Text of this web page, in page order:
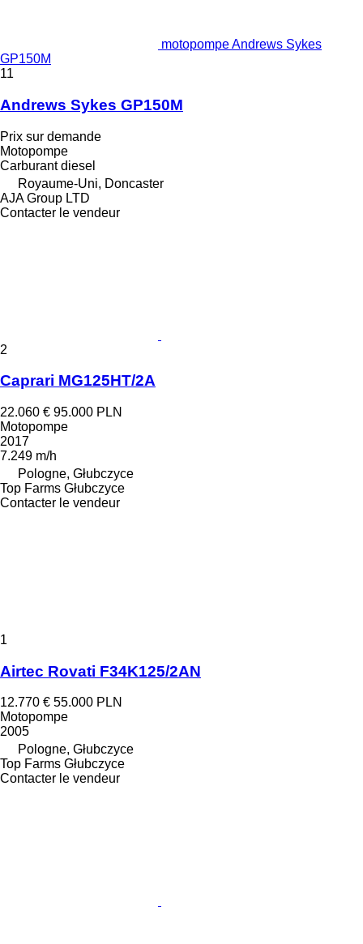
motopompe Andrews Sykes
GP150M
11
Andrews Sykes GP150M
Prix sur demande
Motopompe
Carburant diesel
Royaume-Uni, Doncaster
AJA Group LTD
Contacter le vendeur
2
Caprari MG125HT/2A
22.060 € 95.000 PLN
Motopompe
2017
7.249 m/h
Pologne, Głubczyce
Top Farms Głubczyce
Contacter le vendeur
1
Airtec Rovati F34K125/2AN
12.770 € 55.000 PLN
Motopompe
2005
Pologne, Głubczyce
Top Farms Głubczyce
Contacter le vendeur